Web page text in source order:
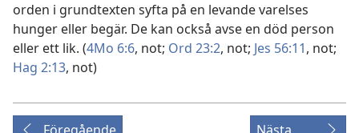
orden i grundtexten syfta på en levande varelses
hunger eller begär. De kan också avse en död person
eller ett lik. (4Mo 6:6, not; Ord 23:2, not; Jes 56:11, not;
Hag 2:13, not)